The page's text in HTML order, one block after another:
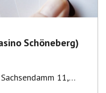
Schöneberg)
Sachsendamm 11,